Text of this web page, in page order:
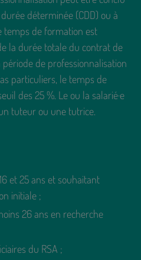
déterminée (CDD) ou à
temps de formation est
la durée totale du contrat de
de professionnalisation
particuliers, le temps de
des 25 %. Le ou la salarié·e
tuteur ou une tutrice.
et 25 ans et souhaitant
initiale ;
26 ans en recherche
du RSA ;